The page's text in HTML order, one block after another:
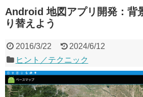
Android 地図アプリ開発：背
り替えよう
2016/3/22
2024/6/12
ヒント／テクニック